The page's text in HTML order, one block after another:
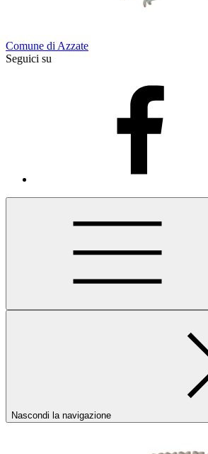
Comune di Azzate
Seguici su
Nascondi la navigazione